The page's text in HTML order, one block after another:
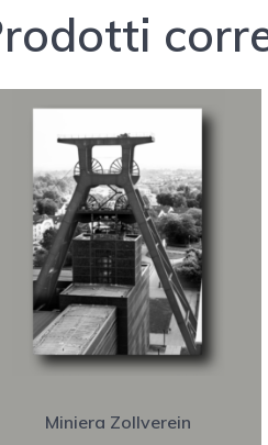
Miniera Zollverein